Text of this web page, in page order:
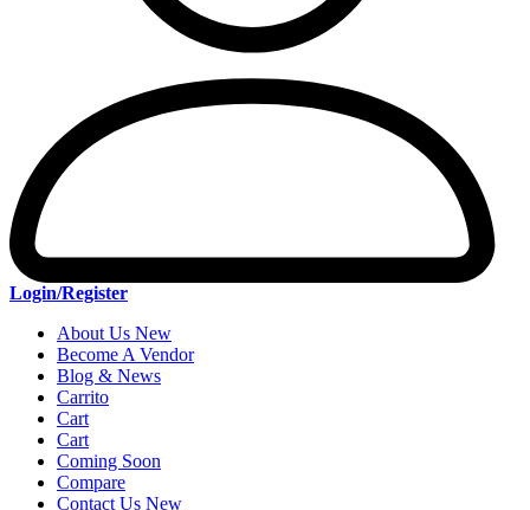
Login/Register
About Us New
Become A Vendor
Blog & News
Carrito
Cart
Cart
Coming Soon
Compare
Contact Us New